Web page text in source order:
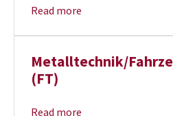
Read more
Metalltechnik/
(FT)
Read more